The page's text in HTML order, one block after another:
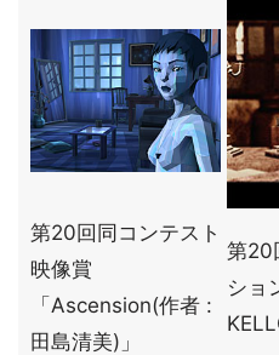
第20回同コンテスト
映像賞
「Ascension(作者 :
田島清美)」
第20
ショ